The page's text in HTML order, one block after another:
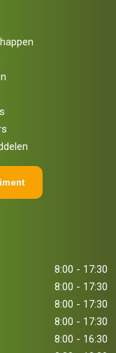
8:00 - 17:30
8:00 - 17:30
8:00 - 17:30
8:00 - 17:30
8:00 - 16:30